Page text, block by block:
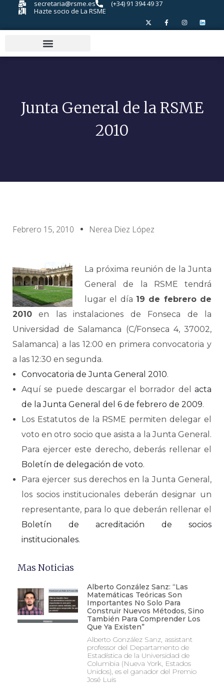
secretaria@rsme.es
(+34) 91 394 49 37
Hazte socio de La RSME
Junta General de la RSME
2010
Febrero 15, 2010 Nerea Diez López
La próxima reunión de la Junta
General de la RSME tendrá
lugar el día 19 de febrero de
2010 en las instalaciones de Fonseca de la
Universidad de Salamanca (C/Fonseca 4, 37002,
Salamanca) a las 12:00 en primera convocatoria y
a las 12:30 en segunda.
Convocatoria de Junta General 2010.
Aquí se puede descargar el borrador del acta
de la Junta General del 6 de febrero de 2009.
Los Estatutos de la RSME permiten delegar el
voto en otro socio que asista a la Junta General.
Para ejercer este derecho, deberás rellenar el
Boletín de delegación de voto.
Para ejercer sus derechos en la Junta General,
los socios institucionales deberán designar un
representante, para lo que deberán rellenar el
Boletín de acreditación de socios
institucionales.
Mas Noticias
Alberto González Sanz: “Las
Matemáticas Teóricas Son
Importantes No Solo Para
Construir Nuevos Métodos, Sino
También Para Comprender Los
Que Ya Existen”
Alberto González Sanz, assistant
professor del Departamento de
Estadística de la Universidad de
Columbia (Nueva York, Estados
Unidos), es el ganador del Premio
José Luis